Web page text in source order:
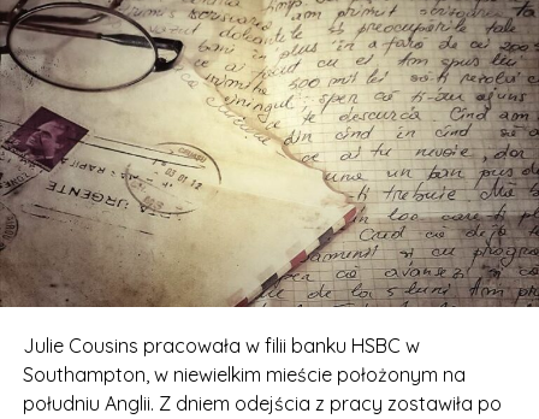
Julie Cousins pracowała w filii banku HSBC w
Southampton, w niewielkim mieście położonym na
południu Anglii. Z dniem odejścia z pracy zostawiła po